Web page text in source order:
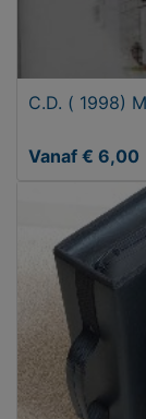
C.D. ( 1998)
Vanaf € 6,00